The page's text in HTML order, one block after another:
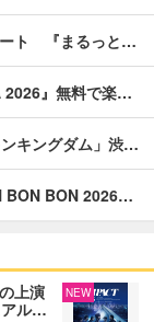
ート 『まるっと…
2026』無料で楽…
ンキングダム」渋…
BON BON 2026…
上演
アル…
NEW